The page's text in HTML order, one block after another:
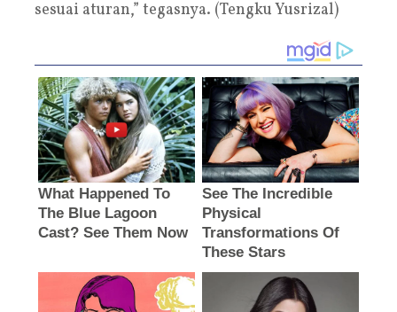
sesuai aturan,” tegasnya. (Tengku Yusrizal)